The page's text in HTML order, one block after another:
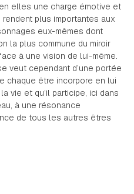
elles une charge émotive et
plus importantes aux
eux-mêmes dont
la plus commune du miroir
à une vision de lui-même.
veut cependant d’une portée
chaque être incorpore en lui
vie et qu’il participe, ici dans
à une résonance
de tous les autres êtres